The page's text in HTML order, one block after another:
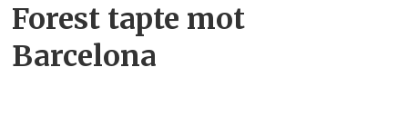
Forest tapte mot
Barcelona